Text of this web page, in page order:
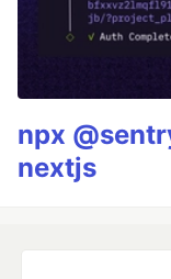
npx
nextjs